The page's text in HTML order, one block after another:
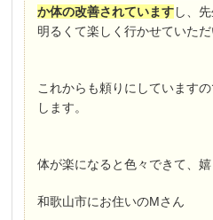
か体の改善されていますし、
明るくて楽しく行かせていただ
これからも頼りにしています
します。
体が楽になると色々できて、嬉
和歌山市にお住いのMさん